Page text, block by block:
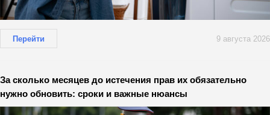
Перейти 9 августа 2026
За сколько месяцев до истечения прав их обязательно
нужно обновить: сроки и важные нюансы